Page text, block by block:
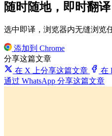
随时随地，即时翻译
选中即译，浏览器内无缝浏览
添加到 Chrome
分享这篇文章
在 X 上分享这篇文章
在
通过 WhatsApp 分享这篇文章